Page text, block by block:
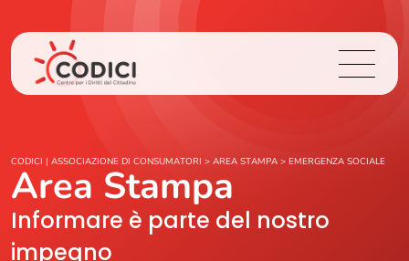
Chi Siamo
Cosa Facciamo
CODICI | ASSOCIAZIONE DI CONSUMATORI > AREA STAMPA > EMERGENZA SOCIALE
Area Stampa
Informare è parte del nostro
impegno